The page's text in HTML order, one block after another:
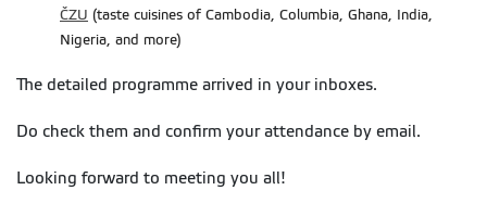
ČZU (taste cuisines of Cambodia, Columbia, Ghana, India,
Nigeria, and more)
The detailed programme arrived in your inboxes.
Do check them and confirm your attendance by email.
Looking forward to meeting you all!